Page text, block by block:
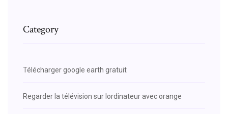
Category
Télécharger google earth gratuit
Regarder la télévision sur lordinateur avec orange